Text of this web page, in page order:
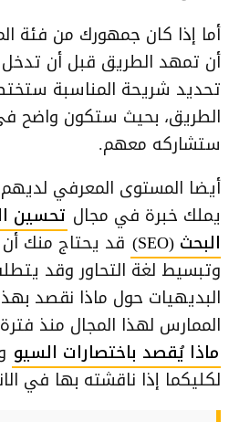
أما إذا كان جمهورك من فئة
أن تمهد الطريق قبل أن
تحديد شريحة المناسبة
الطريق، بحيث ستكون واضح
ستشاركه معهم.
أيضا المستوى المعرفي
يملك خبرة في مجال تحسين
البحث (SEO)
قد يحتاج منك
وتبسيط لغة التحاور وقد
البديهيات حول ماذا نقصد
الممارس لهذا المجال منذ
ماذا يُقصد باختصارات السيو
لكليكما إذا ناقشته بها في